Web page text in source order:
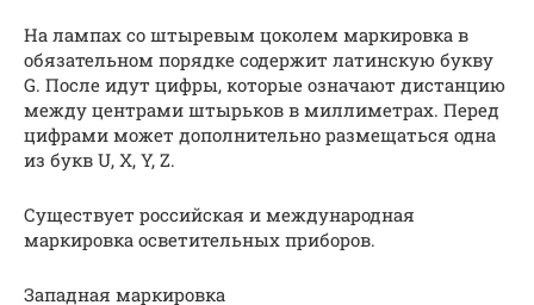
На лампах со штыревым цоколем маркировка в
обязательном порядке содержит латинскую букву
G. После идут цифры, которые означают дистанцию
между центрами штырьков в миллиметрах. Перед
цифрами может дополнительно размещаться одна
из букв U, X, Y, Z.
Существует российская и международная
маркировка осветительных приборов.
Западная маркировка